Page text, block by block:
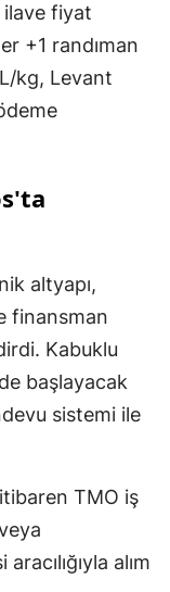
fiyat
+1 randıman
kg, Levant
altyapı,
finansman
Kabuklu
başlayacak
sistemi ile
TMO iş
alım